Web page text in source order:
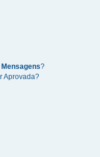
Mensagens?
Aprovada?